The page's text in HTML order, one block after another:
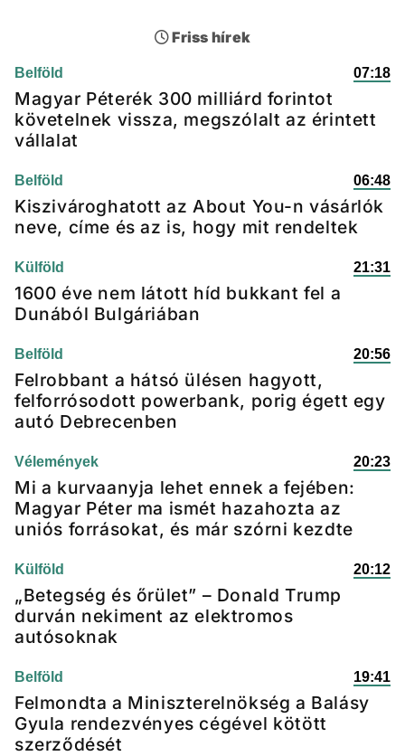
Friss hírek
Belföld 07:18
Magyar Péterék 300 milliárd forintot
követelnek vissza, megszólalt az érintett
vállalat
Belföld 06:48
Kiszivároghatott az About You-n vásárlók
neve, címe és az is, hogy mit rendeltek
Külföld 21:31
1600 éve nem látott híd bukkant fel a
Dunából Bulgáriában
Belföld 20:56
Felrobbant a hátsó ülésen hagyott,
felforrósodott powerbank, porig égett egy
autó Debrecenben
Vélemények 20:23
Mi a kurvaanyja lehet ennek a fejében:
Magyar Péter ma ismét hazahozta az
uniós forrásokat, és már szórni kezdte
Külföld 20:12
„Betegség és őrület” – Donald Trump
durván nekiment az elektromos
autósoknak
Belföld 19:41
Felmondta a Miniszterelnökség a Balásy
Gyula rendezvényes cégével kötött
szerződését